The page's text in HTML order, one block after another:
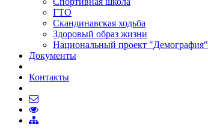
ГТО
Скандинавская ходьба
Здоровый образ жизни
Национальный проект "Демография"
Документы
Контакты